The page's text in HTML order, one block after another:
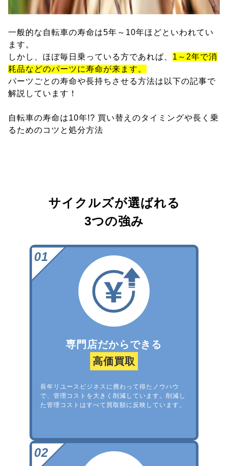
一般的な自転車の寿命は5年～10年ほどといわれてい
ます。
しかし、ほぼ毎日乗っている方であれば、 1～2年で消
耗品などのパーツに寿命が来ます。
パーツごとの寿命や長持ちさせる方法は以下の記事で
解説しています！
自転車の寿命は10年!? 買い替えのタイミングや長く乗
るためのコツと処分方法
サイクルズが選ばれる
3つの強み
専門店だからできる
高価買取
長年リユースビジネスに携わって得たノウハウ
で、管理コストを大きく削減しています。削減し
た管理コストはすべて買取額に反映しています。